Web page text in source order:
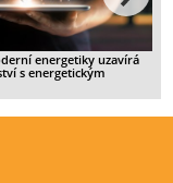
energetiky uzavírá
s energetickým
IQstat